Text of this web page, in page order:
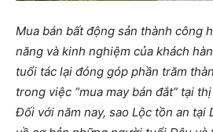
Mua bán bất động sản thành công
năng và kinh nghiệm của khách
tuổi tác lại đóng góp phần trăm
trong việc “mua may bán đắt” tại
Đối với năm nay, sao Lộc tồn an tại